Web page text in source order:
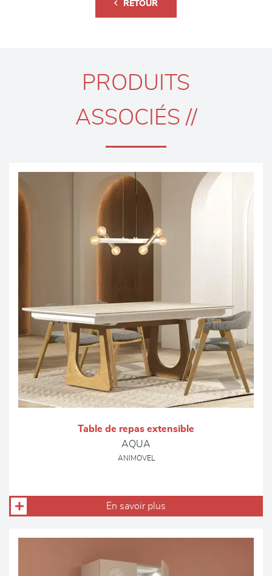
RETOUR
PRODUITS
ASSOCIÉS //
Table de repas extensible
AQUA
ANIMOVEL
En savoir plus